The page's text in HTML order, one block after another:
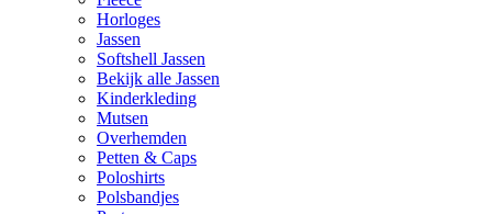
Horloges
Jassen
Softshell Jassen
Bekijk alle Jassen
Kinderkleding
Mutsen
Overhemden
Petten & Caps
Poloshirts
Polsbandjes